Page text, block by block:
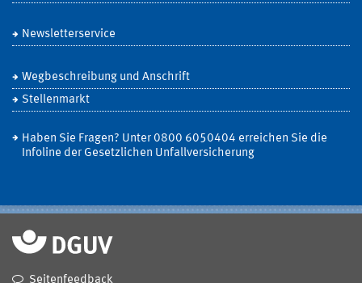
Newsletterservice
Wegbeschreibung und Anschrift
Stellenmarkt
Haben Sie Fragen? Unter 0800 6050404 erreichen Sie die
Infoline der Gesetzlichen Unfallversicherung
Seitenfeedback